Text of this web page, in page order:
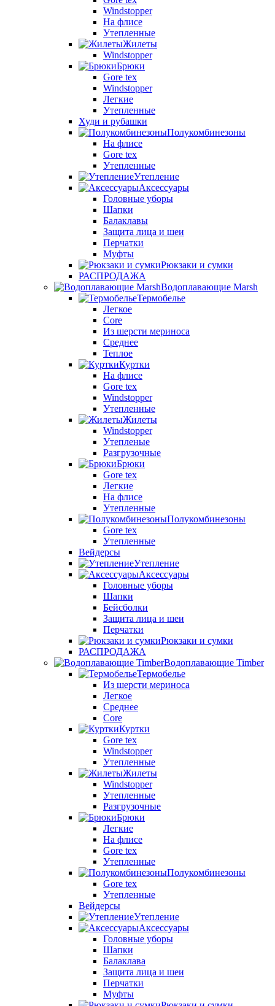
Windstopper
На флисе
Утепленные
Жилеты
Windstopper
Брюки
Gore tex
Windstopper
Легкие
Утепленные
Худи и рубашки
Полукомбинезоны
На флисе
Gore tex
Утепленные
Утепление
Аксессуары
Головные уборы
Шапки
Балаклавы
Защита лица и шеи
Перчатки
Муфты
Рюкзаки и сумки
РАСПРОДАЖА
Водоплавающие Marsh
Термобелье
Легкое
Core
Из шерсти мериноса
Среднее
Теплое
Куртки
На флисе
Gore tex
Windstopper
Утепленные
Жилеты
Windstopper
Утепленые
Разгрузочные
Брюки
Gore tex
Легкие
На флисе
Утепленные
Полукомбинезоны
Gore tex
Утепленные
Вейдерсы
Утепление
Аксессуары
Головные уборы
Шапки
Бейсболки
Защита лица и шеи
Перчатки
Рюкзаки и сумки
РАСПРОДАЖА
Водоплавающие Timber
Термобелье
Из шерсти мериноса
Легкое
Среднее
Core
Куртки
Gore tex
Windstopper
Утепленные
Жилеты
Windstopper
Утепленные
Разгрузочные
Брюки
Легкие
На флисе
Gore tex
Утепленные
Полукомбинезоны
Gore tex
Утепленные
Вейдерсы
Утепление
Аксессуары
Головные уборы
Шапки
Балаклава
Защита лица и шеи
Перчатки
Муфты